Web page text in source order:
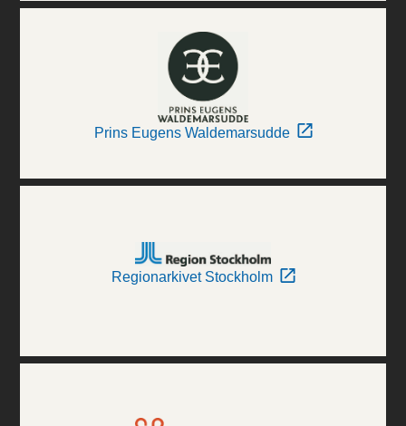
Prins Eugens Waldemarsudde
Regionarkivet Stockholm